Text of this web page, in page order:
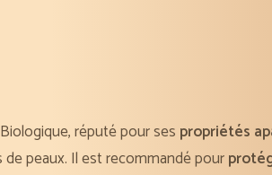
réputé pour ses propriétés
peaux. Il est recommandé pour